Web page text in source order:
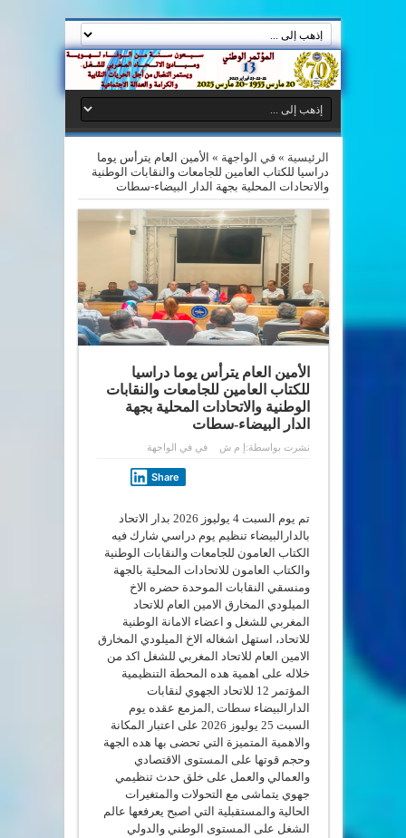
الرئيسية »في الواجهة » الأمين العام يترأس يوما
دراسيا للكتاب العامين للجامعات والنقابات الوطنية
والاتحادات المحلية بجهة الدار البيضاء-سطات
الأمين العام يترأس يوما دراسيا
للكتاب العامين للجامعات والنقابات
الوطنية والاتحادات المحلية بجهة
الدار البيضاء-سطات
نشرت بواسطة: إ م ش فيفي الواجهة
Share
تم يوم السبت 4 يوليوز 2026 بدار الاتحاد
بالدارالبيضاء تنظيم يوم دراسي شارك فيه
الكتاب العامون للجامعات والنقابات الوطنية
والكتاب العامون للاتحادات المحلية بالجهة
ومنسقي النقابات الموحدة حضره الاخ
الميلودي المخارق الامين العام للاتحاد
المغربي للشغل و اعضاء الامانة الوطنية
للاتحاد، استهل اشغاله الاخ الميلودي المخارق
الامين العام للاتحاد المغربي للشغل اكد من
خلاله على اهمية هده المحطة التنظيمية
المؤتمر 12 للاتحاد الجهوي لنقابات
الدارالبيضاء سطات ,المزمع عقده يوم
السبت 25 يوليوز 2026 على اعتبار المكانة
والاهمية المتميزة التي تحضى بها هده الجهة
وحجم قوتها على المستوى الاقتصادي
والعمالي والعمل على خلق حدث تنظيمي
جهوي يتماشى مع التحولات والمتغيرات
الحالية والمستقبلية التي اصبح يعرفعها عالم
الشغل على المستوى الوطني والدولي